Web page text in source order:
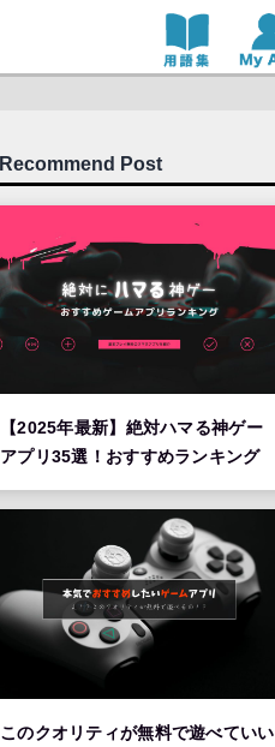
Recommend Post
【2025年最新】絶対ハマる神ゲー
アプリ35選！おすすめランキング
このクオリティが無料で遊べていい